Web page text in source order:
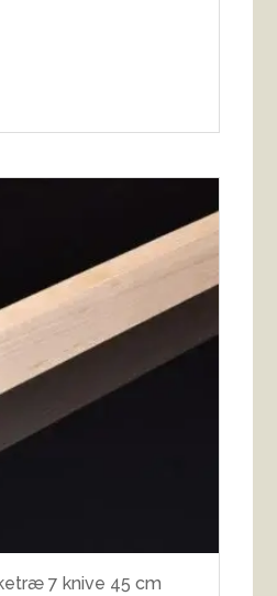
7 knive 45 cm